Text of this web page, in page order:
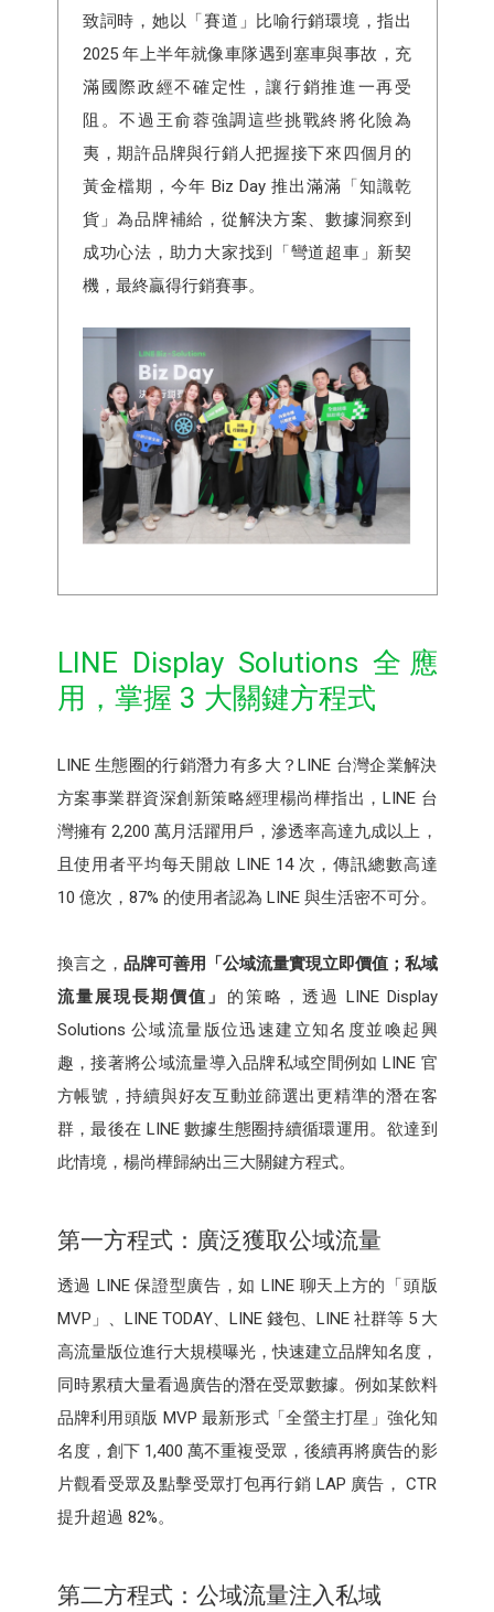
致詞時，她以「賽道」比喻行銷環境，指出
2025 年上半年就像車隊遇到塞車與事故，充
滿國際政經不確定性，讓行銷推進一再受
阻。不過王俞蓉強調這些挑戰終將化險為
夷，期許品牌與行銷人把握接下來四個月的
黃金檔期，今年 Biz Day 推出滿滿「知識乾
貨」為品牌補給，從解決方案、數據洞察到
成功心法，助力大家找到「彎道超車」新契
機，最終贏得行銷賽事。
LINE Display Solutions 全應
用，掌握 3 大關鍵方程式
LINE 生態圈的行銷潛力有多大？LINE 台灣企業解決
方案事業群資深創新策略經理楊尚樺指出，LINE 台
灣擁有 2,200 萬月活躍用戶，滲透率高達九成以上，
且使用者平均每天開啟 LINE 14 次，傳訊總數高達
10 億次，87% 的使用者認為 LINE 與生活密不可分。
換言之， 品牌可善用「公域流量實現立即價值；私域
流量展現長期價值」 的策略，透過 LINE Display
Solutions 公域流量版位迅速建立知名度並喚起興
趣，接著將公域流量導入品牌私域空間例如 LINE 官
方帳號，持續與好友互動並篩選出更精準的潛在客
群，最後在 LINE 數據生態圈持續循環運用。欲達到
此情境，楊尚樺歸納出三大關鍵方程式。
第一方程式：廣泛獲取公域流量
透過 LINE 保證型廣告，如 LINE 聊天上方的「頭版
MVP」、LINE TODAY、LINE 錢包、LINE 社群等 5 大
高流量版位進行大規模曝光，快速建立品牌知名度，
同時累積大量看過廣告的潛在受眾數據。例如某飲料
品牌利用頭版 MVP 最新形式「全螢主打星」強化知
名度，創下 1,400 萬不重複受眾，後續再將廣告的影
片觀看受眾及點擊受眾打包再行銷 LAP 廣告， CTR
提升超過 82%。
第二方程式：公域流量注入私域